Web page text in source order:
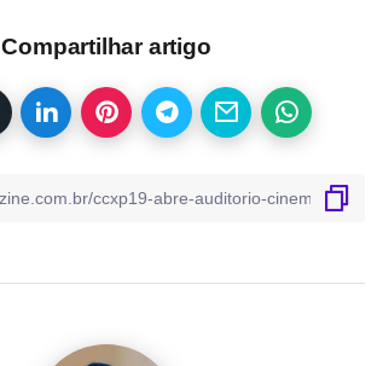
Compartilhar artigo